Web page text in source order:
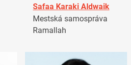
Safaa Karaki Aldwaik
Mestská samospráva
Ramallah